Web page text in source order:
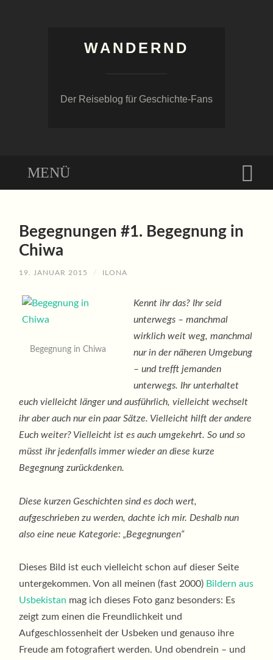
WANDERND
Der Reiseblog für Geschichte-Fans
Menü
SPRINGENBegegnungen #1. Begegnung in
Chiwa
19. JANUAR 2015 / ILONA
Begegnung in Chiwa
Kennt ihr das? Ihr seid
unterwegs – manchmal
wirklich weit weg, manchmal
nur in der näheren Umgebung
– und trefft jemanden
unterwegs. Ihr unterhaltet
euch vielleicht länger und ausführlich, vielleicht wechselt
ihr aber auch nur ein paar Sätze. Vielleicht hilft der andere
Euch weiter? Vielleicht ist es auch umgekehrt. So und so
müsst ihr jedenfalls immer wieder an diese kurze
Begegnung zurückdenken.
Diese kurzen Geschichten sind es doch wert,
aufgeschrieben zu werden, dachte ich mir. Deshalb nun
also eine neue Kategorie: „Begegnungen“
Dieses Bild ist euch vielleicht schon auf dieser Seite
untergekommen. Von all meinen (fast 2000) Bildern aus
Usbekistan mag ich dieses Foto ganz besonders: Es
zeigt zum einen die Freundlichkeit und
Aufgeschlossenheit der Usbeken und genauso ihre
Freude am fotografiert werden. Und obendrein – und